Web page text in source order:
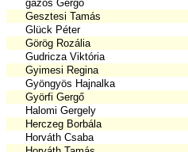
gazos Gergő
Gesztesi Tamás
Glück Péter
Görög Rozália
Gudricza Viktória
Gyimesi Regina
Gyöngyös Hajnalka
Györfi Gergő
Halomi Gergely
Herczeg Borbála
Horváth Csaba